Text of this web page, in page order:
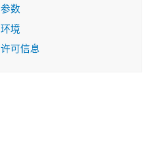
参数
环境
许可信息